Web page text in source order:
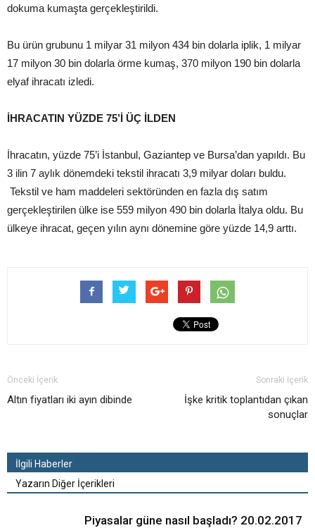
dokuma kumaşta gerçekleştirildi.
Bu ürün grubunu 1 milyar 31 milyon 434 bin dolarla iplik, 1 milyar
17 milyon 30 bin dolarla örme kumaş, 370 milyon 190 bin dolarla
elyaf ihracatı izledi.
İHRACATIN YÜZDE 75’İ ÜÇ İLDEN
İhracatın, yüzde 75’i İstanbul, Gaziantep ve Bursa’dan yapıldı. Bu
3 ilin 7 aylık dönemdeki tekstil ihracatı 3,9 milyar doları buldu.
Tekstil ve ham maddeleri sektöründen en fazla dış satım
gerçekleştirilen ülke ise 559 milyon 490 bin dolarla İtalya oldu. Bu
ülkeye ihracat, geçen yılın aynı dönemine göre yüzde 14,9 arttı.
Önceki İçerik
Altın fiyatları iki ayın dibinde
Sonraki İçerik
İşke kritik toplantıdan çıkan
sonuçlar
İlgili Haberler
Yazarın Diğer İçerikleri
Piyasalar güne nasıl başladı? 20.02.2017